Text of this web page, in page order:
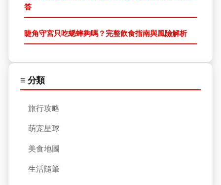
答
睫角守宮只吃蟋蟀夠嗎？完整飲食指南與風險解析
≡ 分類
旅行攻略
萌宠星球
美食地圖
生活隨筆